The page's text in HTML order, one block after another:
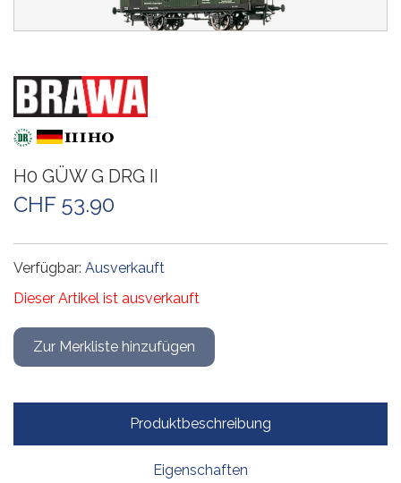
H0 GÜW G DRG II
CHF 53.90
Verfügbar: Ausverkauft
Dieser Artikel ist ausverkauft
Produktbeschreibung
Eigenschaften